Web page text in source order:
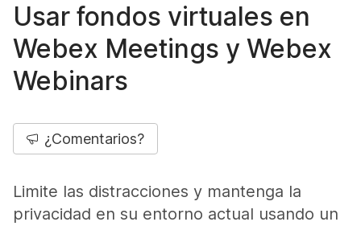
Usar fondos virtuales en
Webex Meetings y Webex
Webinars
¿Comentarios?
Limite las distracciones y mantenga la
privacidad en su entorno actual usando un